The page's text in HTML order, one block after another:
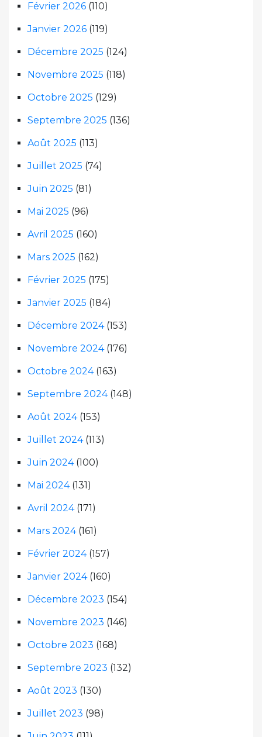
Février 2026 (110)
Janvier 2026 (119)
Décembre 2025 (124)
Novembre 2025 (118)
Octobre 2025 (129)
Septembre 2025 (136)
Août 2025 (113)
Juillet 2025 (74)
Juin 2025 (81)
Mai 2025 (96)
Avril 2025 (160)
Mars 2025 (162)
Février 2025 (175)
Janvier 2025 (184)
Décembre 2024(153)
Novembre 2024(176)
Octobre 2024(163)
Septembre 2024(148)
Août 2024(153)
Juillet 2024(113)
Juin 2024(100)
Mai 2024(131)
Avril 2024(171)
Mars 2024(161)
Février 2024(157)
Janvier 2024(160)
Décembre 2023 (154)
Novembre 2023 (146)
Octobre 2023 (168)
Septembre 2023 (132)
Août 2023 (130)
Juillet 2023 (98)